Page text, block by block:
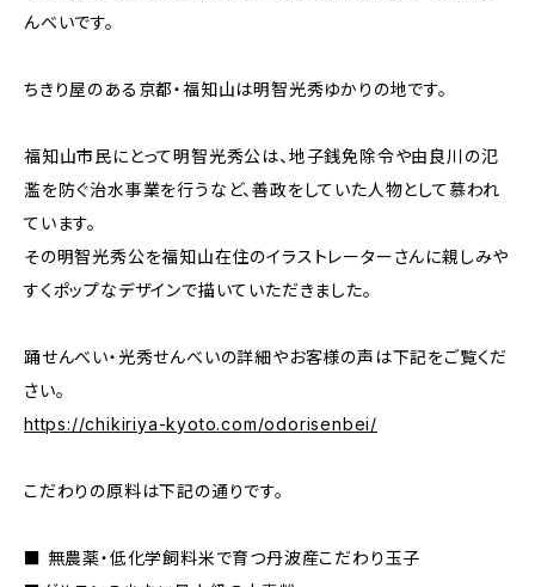
んべいです。
ちきり屋のある京都・福知山は明智光秀ゆかりの地です。
福知山市民にとって明智光秀公は、地子銭免除令や由良川の氾
濫を防ぐ治水事業を行うなど、善政をしていた人物として慕われ
ています。
その明智光秀公を福知山在住のイラストレーターさんに親しみや
すくポップなデザインで描いていただきました。
踊せんべい・光秀せんべいの詳細やお客様の声は下記をご覧くだ
さい。
https://chikiriya-kyoto.com/odorisenbei/
こだわりの原料は下記の通りです。
■ 無農薬・低化学飼料米で育つ丹波産こだわり玉子